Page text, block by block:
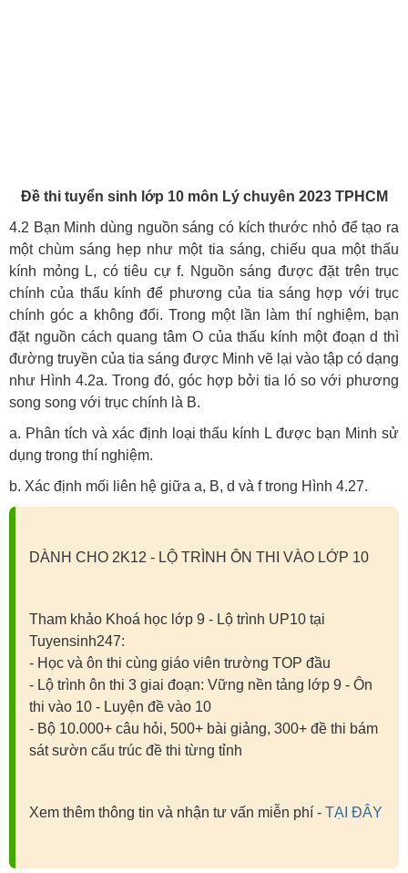
Đề thi tuyển sinh lớp 10 môn Lý chuyên 2023 TPHCM
4.2 Bạn Minh dùng nguồn sáng có kích thước nhỏ để tạo ra
một chùm sáng hẹp như một tia sáng, chiếu qua một thấu
kính mỏng L, có tiêu cự f. Nguồn sáng được đặt trên trục
chính của thấu kính để phương của tia sáng hợp với trục
chính góc a không đổi. Trong một lần làm thí nghiệm, bạn
đặt nguồn cách quang tâm O của thấu kính một đoạn d thì
đường truyền của tia sáng được Minh vẽ lại vào tập có dạng
như Hình 4.2a. Trong đó, góc hợp bởi tia ló so với phương
song song với trục chính là B.
a. Phân tích và xác định loại thấu kính L được bạn Minh sử
dụng trong thí nghiệm.
b. Xác định mối liên hệ giữa a, B, d và f trong Hình 4.27.
DÀNH CHO 2K12 - LỘ TRÌNH ÔN THI VÀO LỚP 10
Tham khảo Khoá học lớp 9 - Lộ trình UP10 tại
Tuyensinh247:
- Học và ôn thi cùng giáo viên trường TOP đầu
- Lộ trình ôn thi 3 giai đoạn: Vững nền tảng lớp 9 - Ôn
thi vào 10 - Luyện đề vào 10
- Bộ 10.000+ câu hỏi, 500+ bài giảng, 300+ đề thi bám
sát sườn cấu trúc đề thi từng tỉnh
Xem thêm thông tin và nhận tư vấn miễn phí - TẠI ĐÂY